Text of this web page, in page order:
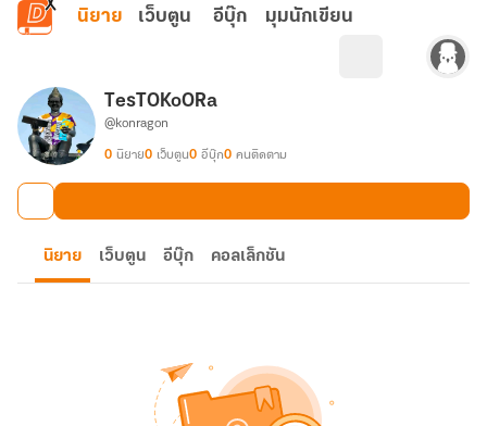
ข้ามไปยังเนื้อหาหลัก
นิยาย เว็บตูน อีบุ๊ก มุมนักเขียน
TesTOKoORa
@konragon
0 นิยาย0 เว็บตูน0 อีบุ๊ก0 คนติดตาม
นิยาย เว็บตูน อีบุ๊ก คอลเล็กชัน